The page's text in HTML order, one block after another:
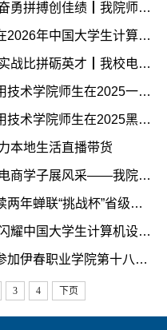
凝心聚力展风采 奋勇拼搏创佳绩┃我院师生在伊春职业学院第十七届田径运动会上斩获多项荣誉
喜报┃我校学子在2026年中国大学生计算机设计大赛黑龙江省赛中斩获佳绩 成功晋级国赛
数字商贸展风采 实战比拼砺英才┃我校电子商务团队在黑龙江省职业院校技能大赛中斩获佳绩
喜报┃计算机应用技术学院师生在2025一带一路暨金砖国家技能发展与技术创新大赛决赛中斩获佳绩
喜报！计算机应用技术学院师生在2025黑龙江省职业院校技能大赛特色赛“数字龙江信创技术应用”赛项中斩获佳绩
本地生活直播带货
产教融合新实践 电商学子展风采——我院师生助力双十一直播活动圆满成功
伊春职业学院连续两年蝉联“挑战杯”省级奖项
国赛创佳绩 作品闪耀中国大学生计算机设计大赛
我院教职工积极参加伊春职业学院第十八届教职工排球比赛
3 4 下页